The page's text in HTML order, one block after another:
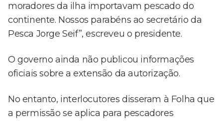
moradores da ilha importavam pescado do
continente. Nossos parabéns ao secretário da
Pesca Jorge Seif”, escreveu o presidente.
O governo ainda não publicou informações
oficiais sobre a extensão da autorização.
No entanto, interlocutores disseram à Folha que
a permissão se aplica para pescadores